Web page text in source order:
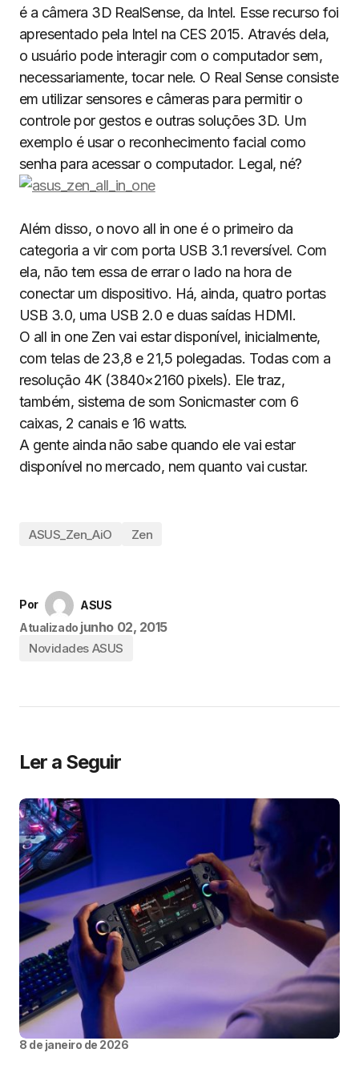
é a câmera 3D RealSense, da Intel. Esse recurso foi
apresentado pela Intel na CES 2015. Através dela,
o usuário pode interagir com o computador sem,
necessariamente, tocar nele. O Real Sense consiste
em utilizar sensores e câmeras para permitir o
controle por gestos e outras soluções 3D. Um
exemplo é usar o reconhecimento facial como
senha para acessar o computador. Legal, né?
Além disso, o novo all in one é o primeiro da
categoria a vir com porta USB 3.1 reversível. Com
ela, não tem essa de errar o lado na hora de
conectar um dispositivo. Há, ainda, quatro portas
USB 3.0, uma USB 2.0 e duas saídas HDMI.
O all in one Zen vai estar disponível, inicialmente,
com telas de 23,8 e 21,5 polegadas. Todas com a
resolução 4K (3840×2160 pixels). Ele traz,
também, sistema de som Sonicmaster com 6
caixas, 2 canais e 16 watts.
A gente ainda não sabe quando ele vai estar
disponível no mercado, nem quanto vai custar.
ASUS_Zen_AiO Zen
Por
ASUS
Atualizado junho 02, 2015
Novidades ASUS
Ler a Seguir
8 de janeiro de 2026